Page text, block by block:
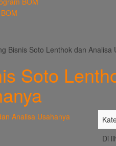
Bisnis Soto Lenthok dan Analisa
Soto
Di